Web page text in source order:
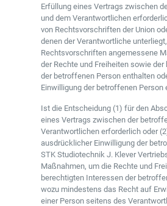
Erfüllung eines Vertrags zwischen
und dem Verantwortlichen
von Rechtsvorschriften der Union
denen der Verantwortliche
Rechtsvorschriften angemessene
der Rechte und Freiheiten sowie
der betroffenen Person enthalten
Einwilligung der betroffenen Person
Ist die Entscheidung (1) für den
eines Vertrags zwischen der
Verantwortlichen erforderlich oder
ausdrücklicher Einwilligung der
STK Studiotechnik J. Klever
Maßnahmen, um die Rechte und
berechtigten Interessen der
wozu mindestens das Recht auf
einer Person seitens des